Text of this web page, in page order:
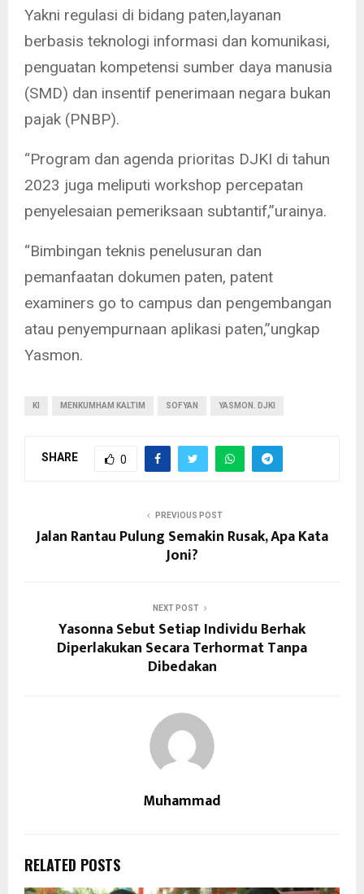
Yakni regulasi di bidang paten,layanan
berbasis teknologi informasi dan komunikasi,
penguatan kompetensi sumber daya manusia
(SMD) dan insentif penerimaan negara bukan
pajak (PNBP).
“Program dan agenda prioritas DJKI di tahun
2023 juga meliputi workshop percepatan
penyelesaian pemeriksaan subtantif,”urainya.
“Bimbingan teknis penelusuran dan
pemanfaatan dokumen paten, patent
examiners go to campus dan pengembangan
atau penyempurnaan aplikasi paten,”ungkap
Yasmon.
KI MENKUMHAM KALTIM SOFYAN YASMON. DJKI
SHARE 0
PREVIOUS POST
Jalan Rantau Pulung Semakin Rusak, Apa Kata
Joni?
NEXT POST
Yasonna Sebut Setiap Individu Berhak
Diperlakukan Secara Terhormat Tanpa
Dibedakan
Muhammad
RELATED POSTS